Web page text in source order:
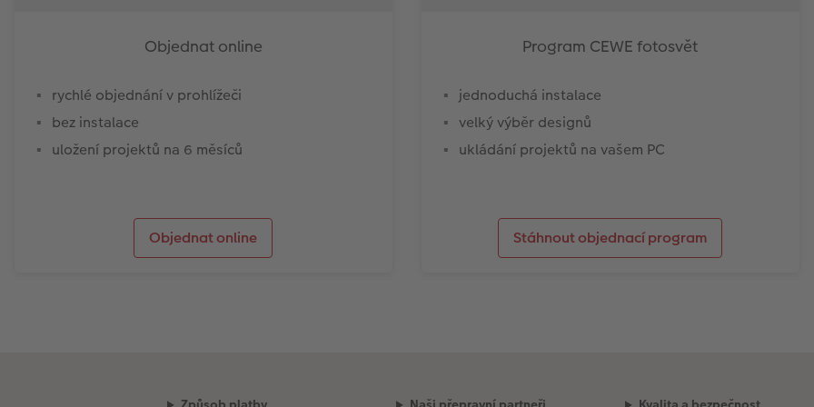
Objednat online
rychlé objednání v prohlížeči
bez instalace
uložení projektů na 6 měsíců
Objednat online
Program CEWE fotosvět
jednoduchá instalace
velký výběr designů
ukládání projektů na vašem PC
Stáhnout objednací program